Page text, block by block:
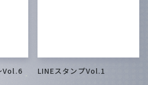
Vol.6 LINEスタンプVol.1